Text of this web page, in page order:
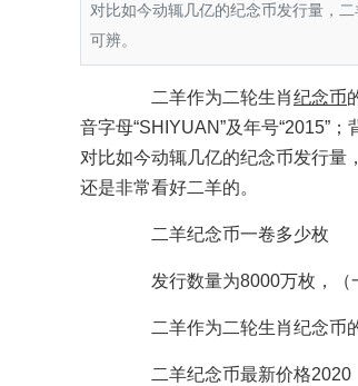
对比如今动辄几亿的纪念币发行量，
可辨。
二羊作为二轮生肖纪念币
音字母“SHIYUAN”及年号“2015”
对比如今动辄几亿的纪念币发行量
还是非常看好二羊的。
二羊纪念币一卷多少枚
发行数量为8000万枚，（
二羊作为二轮生肖纪念币的
二羊纪念币最新价格2020